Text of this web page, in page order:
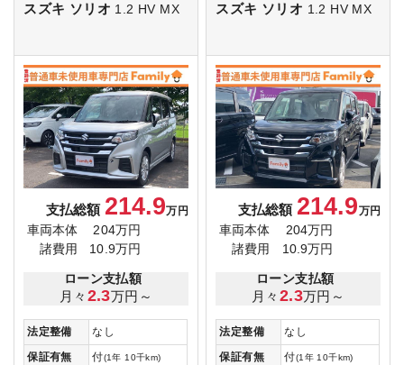
スズキ ソリオ 1.2 HV MX
支払総額 214.9万円
車両本体
204万円
諸費用
10.9万円
ローン支払額
月々 2.3万円～
法定整備
なし
保証有無
付(1年 10千km)
スズキ ソリオ 1.2 HV MX
支払総額 214.9万円
車両本体
204万円
諸費用
10.9万円
ローン支払額
月々 2.3万円～
法定整備
なし
保証有無
付(1年 10千km)